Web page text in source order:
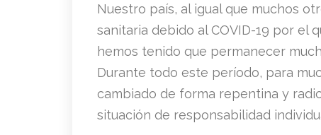
Nuestro país, al igual que muchos
sanitaria debido al COVID-19 por el
hemos tenido que permanecer
Durante todo este período, para
cambiado de forma repentina y
situación de responsabilidad